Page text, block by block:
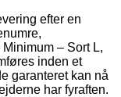
efter en
– Sort L,
inden et
garanteret kan nå
har fyraften.